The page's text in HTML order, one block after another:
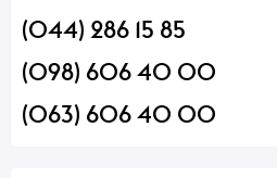
(044) 286 15 85
(098) 606 40 00
(063) 606 40 00